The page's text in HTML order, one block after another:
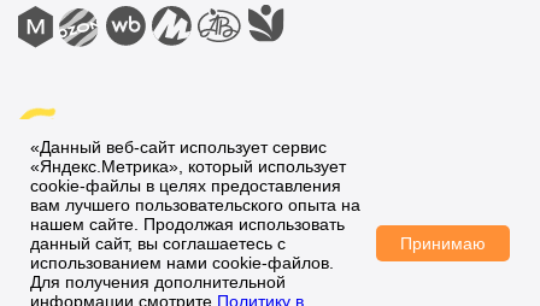
«Данный веб-сайт использует сервис
«Яндекс.Метрика», который использует
cookie-файлы в целях предоставления
вам лучшего пользовательского опыта на
нашем сайте. Продолжая использовать
данный сайт, вы соглашаетесь с
использованием нами cookie-файлов.
Для получения дополнительной
информации смотрите Политику в
Принимаю